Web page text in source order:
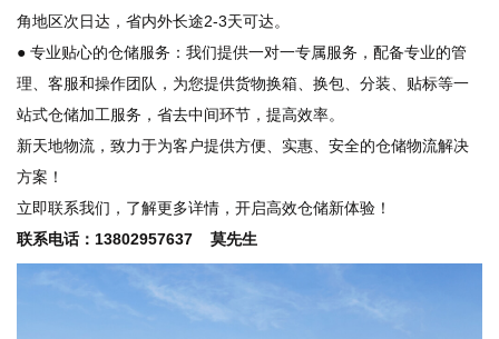
角地区次日达，省内外长途2-3天可达。
● 专业贴心的仓储服务：我们提供一对一专属服务，配备专业的管
理、客服和操作团队，为您提供货物换箱、换包、分装、贴标等一
站式仓储加工服务，省去中间环节，提高效率。
新天地物流，致力于为客户提供方便、实惠、安全的仓储物流解决
方案！
立即联系我们，了解更多详情，开启高效仓储新体验！
联系电话：13802957637 莫先生